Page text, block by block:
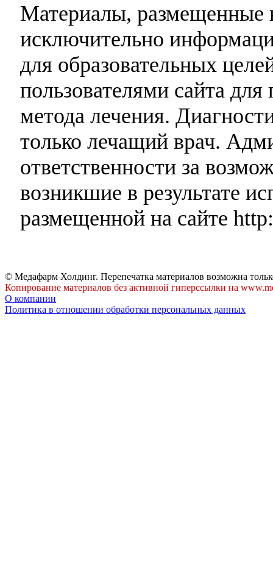
Материалы, размещенные
исключительно
для образовательных
пользователями сайта
метода лечения.
только лечащий врач.
ответственности за
возникшие в результате
размещенной на сайте
© Медафарм Холдинг. Перепечатка материалов возможна
Копирование материалов без активной гиперссылки на
О компании
Политика в отношении обработки персональных данных